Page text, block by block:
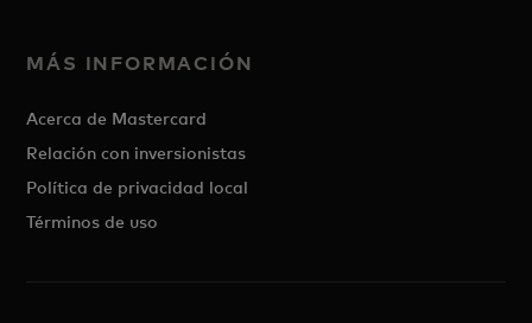
MÁS INFORMACIÓN
Acerca de Mastercard
Relación con inversionistas
Política de privacidad local
Términos de uso